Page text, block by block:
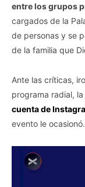
entre los grupos
cargados de la
de personas y se
de la familia que
Ante las críticas,
programa radial,
cuenta de
evento le ocasionó.